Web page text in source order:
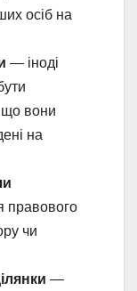
осіб на
— іноді
що вони
на
правового
чи
—